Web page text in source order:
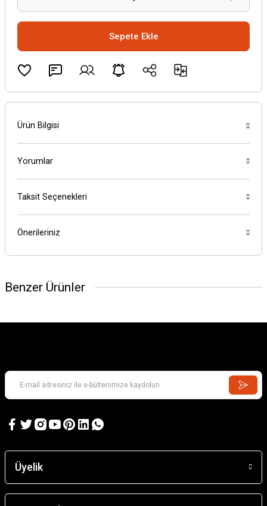
Sepete Ekle
Ürün Bilgisi
Yorumlar
Taksit Seçenekleri
Önerileriniz
Benzer Ürünler
Üyelik